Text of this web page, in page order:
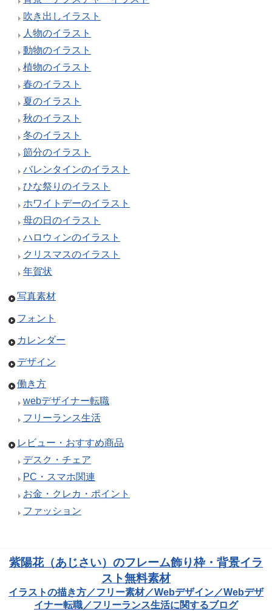
吹き出しイラスト
人物のイラスト
動物のイラスト
植物のイラスト
春のイラスト
夏のイラスト
秋のイラスト
冬のイラスト
節分のイラスト
バレンタインのイラスト
ひな祭りのイラスト
ホワイトデーのイラスト
母の日のイラスト
ハロウィンのイラスト
クリスマスのイラスト
年賀状
写真素材
フォント
カレンダー
デザイン
働き方
webデザイナー転職
フリーランス生活
レビュー・おすすめ商品
デスク・チェア
PC・スマホ関連
お金・クレカ・ポイント
ファッション
紫陽花（あじさい）のフレーム飾り枠・背景イラ
スト無料素材
イラストの描き方／フリー素材／Webデザイン／Webデザ
イナー転職／フリーランス生活に関するブログ